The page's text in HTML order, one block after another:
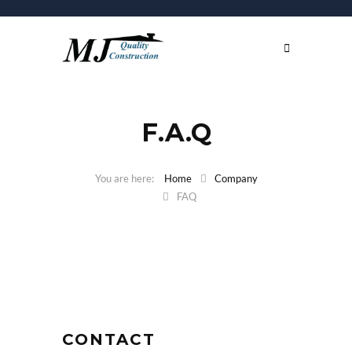
F.A.Q
Home
Company
FAQ
CONTACT